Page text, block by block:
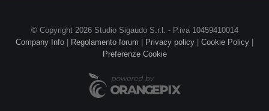
© Copyright 2026 Studio Sigaudo S.r.l. - P.iva 10459410014
Company Info | Regolamento forum | Privacy policy | Cookie Policy |
Preferenze Cookie